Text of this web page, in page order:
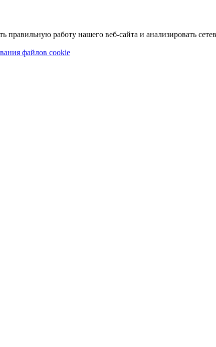
работу нашего веб-сайта и анализировать
файлов cookie